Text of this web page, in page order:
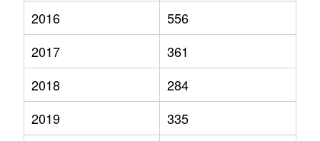
2016
556
2017
361
2018
284
2019
335